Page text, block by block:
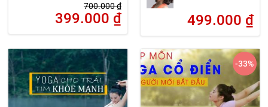
700.000₫
399.000 ₫ 499.000 ₫
-33%